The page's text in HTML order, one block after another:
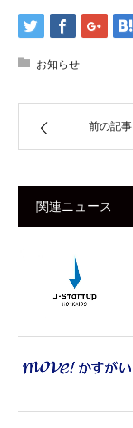
お知らせ
前の記事
関連ニュース